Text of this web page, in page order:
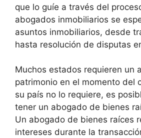
que lo guíe a través del
abogados inmobiliarios se
asuntos inmobiliarios, desde
hasta resolución de disputas
Muchos estados requieren un
patrimonio en el momento del
su país no lo requiere, es
tener un abogado de bienes
Un abogado de bienes raíces
intereses durante la